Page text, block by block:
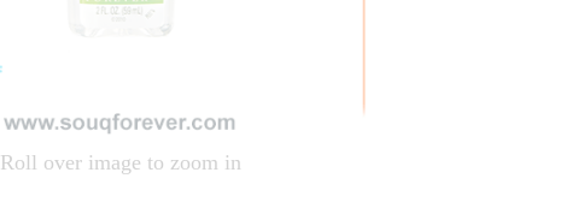
Roll over image to zoom in